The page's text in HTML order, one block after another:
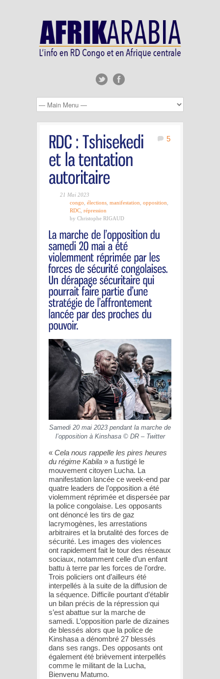
5
21 Mai 2023
congo élections manifestation opposition
RDC répression
by Christophe RIGAUD
Samedi 20 mai 2023 pendant la marche de
l’opposition à Kinshasa © DR – Twitter
« Cela nous rappelle les pires heures
du régime Kabila » a fustigé le
mouvement citoyen Lucha. La
manifestation lancée ce week-end par
quatre leaders de l’opposition a été
violemment réprimée et dispersée par
la police congolaise. Les opposants
ont dénoncé les tirs de gaz
lacrymogènes, les arrestations
arbitraires et la brutalité des forces de
sécurité. Les images des violences
ont rapidement fait le tour des réseaux
sociaux, notamment celle d’un enfant
battu à terre par les forces de l’ordre.
Trois policiers ont d’ailleurs été
interpellés à la suite de la diffusion de
la séquence. Difficile pourtant d’établir
un bilan précis de la répression qui
s’est abattue sur la marche de
samedi. L’opposition parle de dizaines
de blessés alors que la police de
Kinshasa a dénombré 27 blessés
dans ses rangs. Des opposants ont
également été brièvement interpellés
comme le militant de la Lucha,
Bienvenu Matumo.